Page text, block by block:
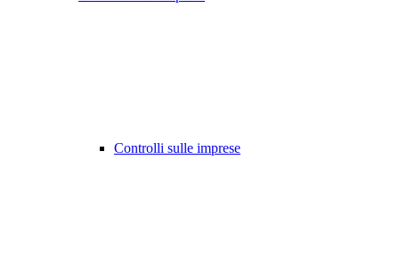
Controlli sulle imprese